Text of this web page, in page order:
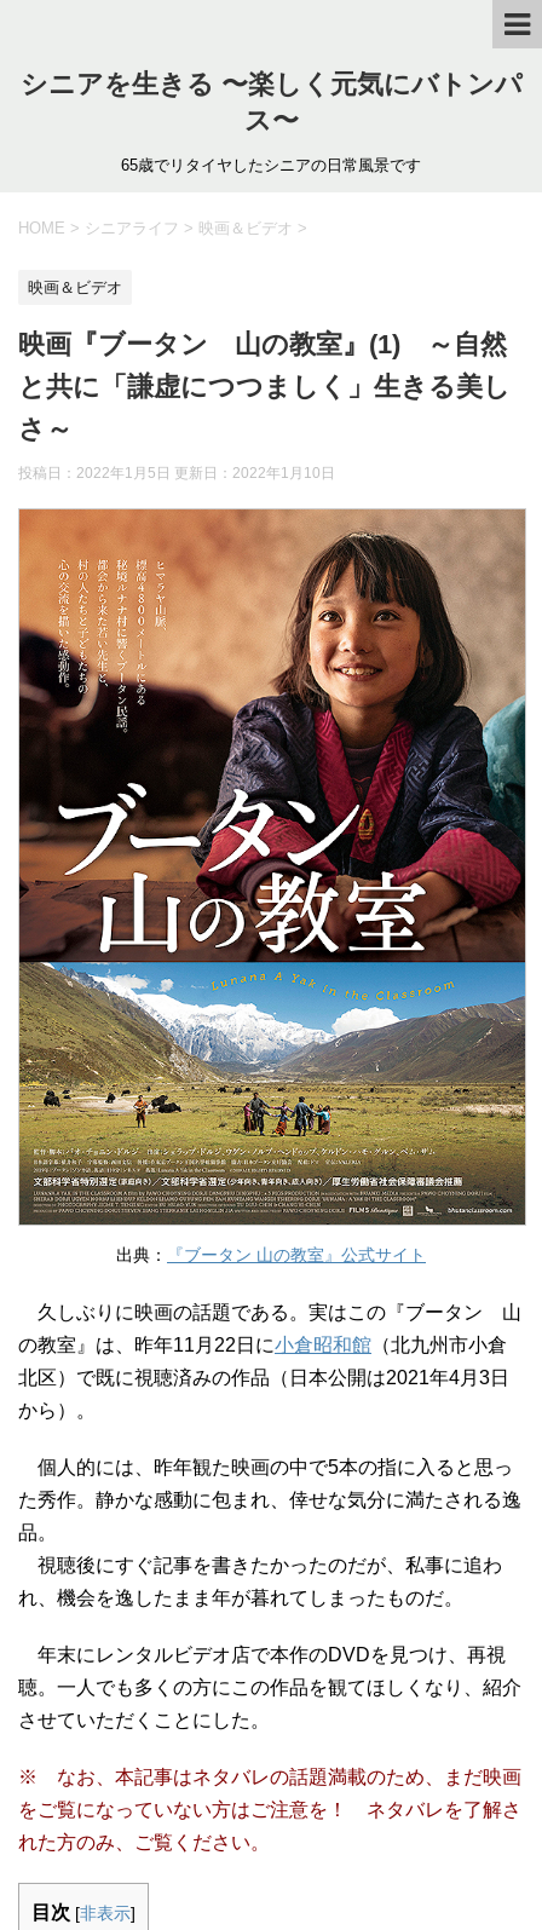
シニアを生きる 〜楽しく元気にバトンパ
ス〜
65歳でリタイヤしたシニアの日常風景です
HOME > シニアライフ > 映画＆ビデオ >
映画＆ビデオ
映画『ブータン 山の教室』(1) ～自然
と共に「謙虚につつましく」生きる美し
さ～
投稿日：2022年1月5日 更新日： 2022年1月10日
出典： 『ブータン 山の教室』公式サイト
久しぶりに映画の話題である。実はこの『ブータン 山
の教室』は、昨年11月22日に小倉昭和館 （北九州市小倉
北区）で既に視聴済みの作品（日本公開は2021年4月3日
から）。
個人的には、昨年観た映画の中で5本の指に入ると思っ
た秀作。静かな感動に包まれ、倖せな気分に満たされる逸
品。
視聴後にすぐ記事を書きたかったのだが、私事に追わ
れ、機会を逸したまま年が暮れてしまったものだ。
年末にレンタルビデオ店で本作のDVDを見つけ、再視
聴。一人でも多くの方にこの作品を観てほしくなり、紹介
させていただくことにした。
※ なお、本記事はネタバレの話題満載のため、まだ映画
をご覧になっていない方はご注意を！ ネタバレを了解さ
れた方のみ、ご覧ください。
目次 [非表示]